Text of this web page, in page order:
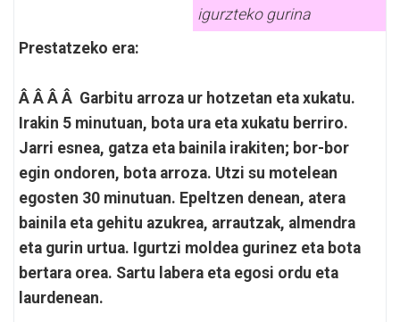
igurzteko gurina
Prestatzeko era:
Â Â Â Â Garbitu arroza ur hotzetan eta xukatu.
Irakin 5 minutuan, bota ura eta xukatu berriro.
Jarri esnea, gatza eta bainila irakiten; bor-bor
egin ondoren, bota arroza. Utzi su motelean
egosten 30 minutuan. Epeltzen denean, atera
bainila eta gehitu azukrea, arrautzak, almendra
eta gurin urtua. Igurtzi moldea gurinez eta bota
bertara orea. Sartu labera eta egosi ordu eta
laurdenean.